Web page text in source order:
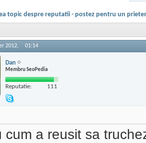
topic despre reputatii - postez pentru un
2012, 01:14
Dan
Membru SeoPedia
Reputatie: 111
cum a reusit sa